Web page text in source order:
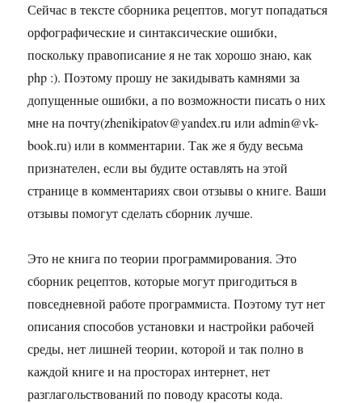
Сейчас в тексте сборника рецептов, могут попадаться
орфографические и синтаксические ошибки,
поскольку правописание я не так хорошо знаю, как
php :). Поэтому прошу не закидывать камнями за
допущенные ошибки, а по возможности писать о них
мне на почту(zhenikipatov@yandex.ru или admin@vk-
book.ru) или в комментарии. Так же я буду весьма
признателен, если вы будите оставлять на этой
странице в комментариях свои отзывы о книге. Ваши
отзывы помогут сделать сборник лучше.
Это не книга по теории программирования. Это
сборник рецептов, которые могут пригодиться в
повседневной работе программиста. Поэтому тут нет
описания способов установки и настройки рабочей
среды, нет лишней теории, которой и так полно в
каждой книге и на просторах интернет, нет
разглагольствований по поводу красоты кода.